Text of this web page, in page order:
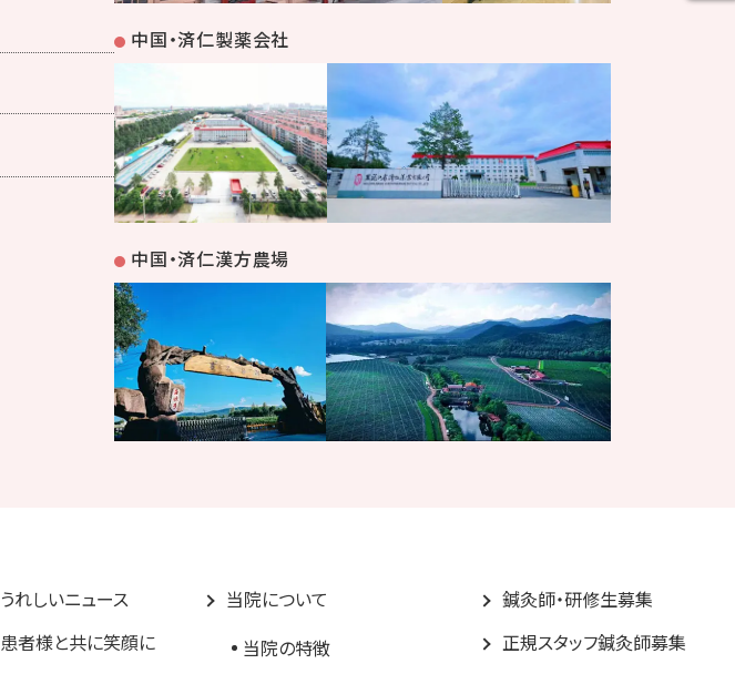
中国・済仁製薬会社
中国・済仁漢方農場
うれしいニュース
患者様と共に笑顔に
当院について
当院の特徴
鍼灸師・研修生募集
正規スタッフ鍼灸師募集